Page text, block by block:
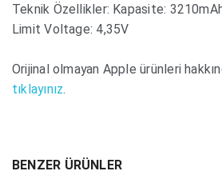
Teknik Özellikler: Kapasite:
Limit Voltage: 4,35V
Orijinal olmayan Apple ürünleri
tıklayınız.
BENZER ÜRÜNLER